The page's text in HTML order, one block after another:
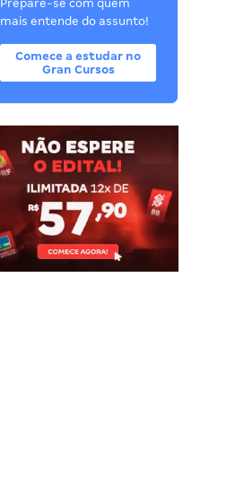
Prepare-se com quem
mais entende do assunto!
Comece a estudar no
Gran Cursos